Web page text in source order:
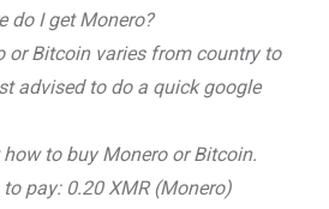
do I get Monero?
or Bitcoin varies from country to
advised to do a quick google
to buy Monero or Bitcoin.
pay: 0.20 XMR (Monero)